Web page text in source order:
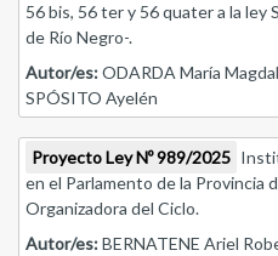
56 bis, 56 ter y 56 quater a la ley
de Río Negro-.
Autor/es:ODARDA María
SPÓSITO Ayelén
Proyecto Ley Nº 989/2025
en el Parlamento de la Provincia
Organizadora del Ciclo.
Autor/es:BERNATENE Ariel